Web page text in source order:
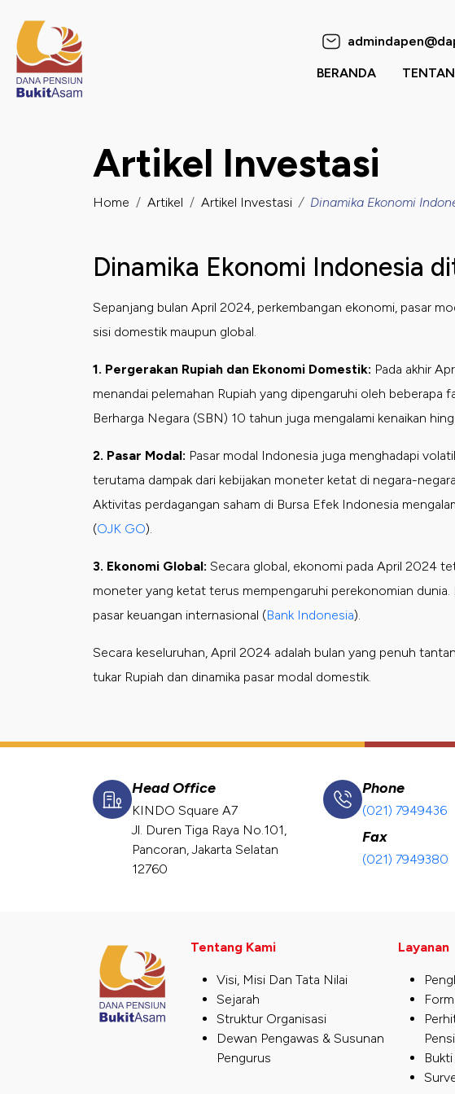
Dana Pensiun Bukit Asam
BERANDA
Induk Pegawai
Artikel Investasi
Home Artikel Artikel Investasi Dinamika Ekonomi
Dinamika Ekonomi Indonesia
Sepanjang bulan April 2024, perkembangan ekonomi, pasar
sisi domestik maupun global.
1. Pergerakan Rupiah dan Ekonomi Domestik: Pada akhir
menandai pelemahan Rupiah yang dipengaruhi oleh
Berharga Negara (SBN) 10 tahun juga mengalami kenaikan
2. Pasar Modal: Pasar modal Indonesia juga menghadapi
terutama dampak dari kebijakan moneter ketat di negara-
Aktivitas perdagangan saham di Bursa Efek Indonesia
(OJK GO).
3. Ekonomi Global: Secara global, ekonomi pada April 2024
moneter yang ketat terus mempengaruhi perekonomian
pasar keuangan internasional​ (Bank Indonesia).
Secara keseluruhan, April 2024 adalah bulan yang penuh
tukar Rupiah dan dinamika pasar modal domestik.
Head Office
KINDO Square A7
Jl. Duren Tiga Raya No.101,
Pancoran, Jakarta Selatan
12760
Phone
(021) 7949436
Fax
(021) 7949380
Tentang Kami
Visi, Misi Dan Tata Nilai
Sejarah
Struktur Organisasi
Dewan Pengawas & Susunan
Pengurus
Layanan